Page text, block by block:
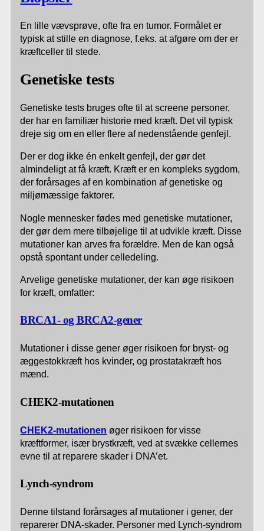
En lille vævsprøve, ofte fra en tumor. Formålet er
typisk at stille en diagnose, f.eks. at afgøre om der er
kræftceller til stede.
Genetiske tests
Genetiske tests bruges ofte til at screene personer,
der har en familiær historie med kræft. Det vil typisk
dreje sig om en eller flere af nedenstående genfejl.
Der er dog ikke én enkelt genfejl, der gør det
almindeligt at få kræft. Kræft er en kompleks sygdom,
der forårsages af en kombination af genetiske og
miljømæssige faktorer.
Nogle mennesker fødes med genetiske mutationer,
der gør dem mere tilbøjelige til at udvikle kræft. Disse
mutationer kan arves fra forældre. Men de kan også
opstå spontant under celledeling.
Arvelige genetiske mutationer, der kan øge risikoen
for kræft, omfatter:
BRCA1- og BRCA2-gener
Mutationer i disse gener øger risikoen for bryst- og
æggestokkræft hos kvinder, og prostatakræft hos
mænd.
CHEK2-mutationen
CHEK2-mutationen øger risikoen for visse
kræftformer, især brystkræft, ved at svække cellernes
evne til at reparere skader i DNA’et.
Lynch-syndrom
Denne tilstand forårsages af mutationer i gener, der
reparerer DNA-skader. Personer med Lynch-syndrom